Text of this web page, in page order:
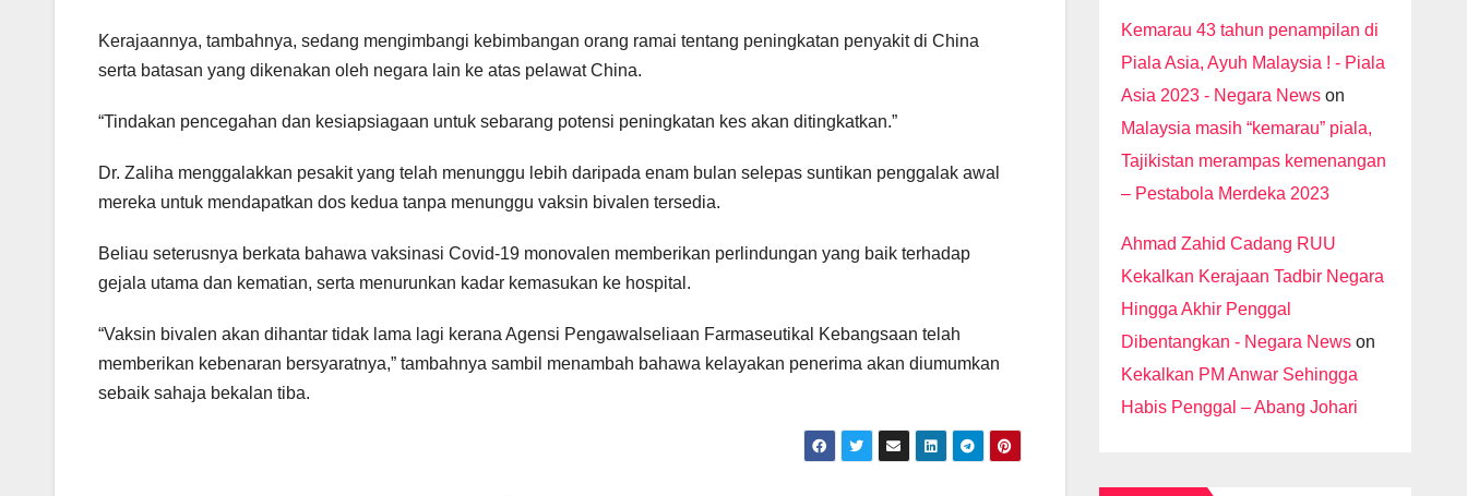
Kerajaannya, tambahnya, sedang mengimbangi kebimbangan orang ramai tentang peningkatan penyakit di China
serta batasan yang dikenakan oleh negara lain ke atas pelawat China.
“Tindakan pencegahan dan kesiapsiagaan untuk sebarang potensi peningkatan kes akan ditingkatkan.”
Dr. Zaliha menggalakkan pesakit yang telah menunggu lebih daripada enam bulan selepas suntikan penggalak awal
mereka untuk mendapatkan dos kedua tanpa menunggu vaksin bivalen tersedia.
Beliau seterusnya berkata bahawa vaksinasi Covid-19 monovalen memberikan perlindungan yang baik terhadap
gejala utama dan kematian, serta menurunkan kadar kemasukan ke hospital.
“Vaksin bivalen akan dihantar tidak lama lagi kerana Agensi Pengawalseliaan Farmaseutikal Kebangsaan telah
memberikan kebenaran bersyaratnya,” tambahnya sambil menambah bahawa kelayakan penerima akan diumumkan
sebaik sahaja bekalan tiba.
Kemarau 43 tahun penampilan di
Piala Asia, Ayuh Malaysia ! - Piala
Asia 2023 - Negara Newson
Malaysia masih “kemarau” piala,
Tajikistan merampas kemenangan
– Pestabola Merdeka 2023
Ahmad Zahid Cadang RUU
Kekalkan Kerajaan Tadbir Negara
Hingga Akhir Penggal
Dibentangkan - Negara Newson
Kekalkan PM Anwar Sehingga
Habis Penggal – Abang Johari